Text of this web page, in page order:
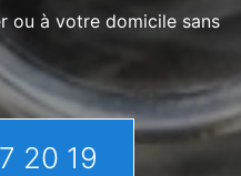
ou à votre domicile sans
20 19